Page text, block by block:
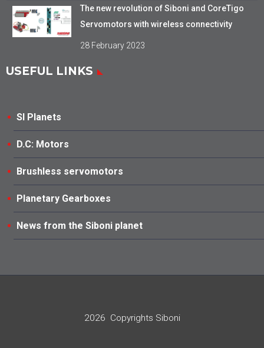
The new revolution of Siboni and CoreTigo
Servomotors with wireless connectivity
28 February 2023
USEFUL LINKS
SI Planets
D.C: Motors
Brushless servomotors
Planetary Gearboxes
News from the Siboni planet
2026 Copyrights Siboni